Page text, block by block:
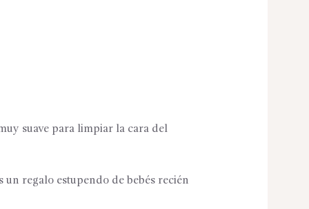
suave para limpiar la cara del
un regalo estupendo de bebés recién